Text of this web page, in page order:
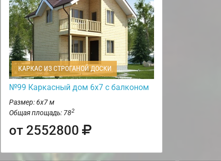
КАРКАС ИЗ СТРОГАНОЙ ДОСКИ
№99 Каркасный дом 6х7 с балконом
Размер: 6х7 м
Общая площадь: 782
от 2552800